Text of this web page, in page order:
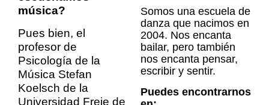
música?
Pues bien, el
profesor de
Psicología de la
Música Stefan
Koelsch de la
Universidad Freie de
Somos una escuela de
danza que nacimos en
2004. Nos encanta
bailar, pero también
nos encanta pensar,
escribir y sentir.
Puedes encontrarnos